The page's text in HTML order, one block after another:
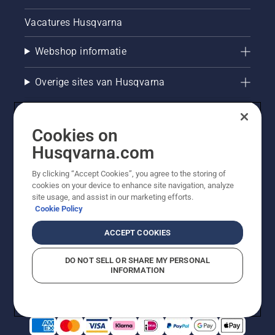
Vacatures Husqvarna
Webshop informatie
Overige sites van Husqvarna
© Husqvarna AB (publ). Alle rechten voorbehouden. De
getoonde prijzen zijn consumentenadviesprijzen. Alle
vermelde prijzen zijn adviesverkoopprijzen (incl. BTW),
tenzij het product beschikbaar is voor directe aankoop.
CookiebeleidGebruiksvoorwaarden Privacyverklaring
Bedrijfsgegevens Report Suspected Violations
Cookies on
Husqvarna.com
By clicking “Accept Cookies”, you agree to the storing of
cookies on your device to enhance site navigation, analyze
site usage, and assist in our marketing efforts.
Cookie Policy
ACCEPT COOKIES
DO NOT SELL OR SHARE MY PERSONAL
INFORMATION